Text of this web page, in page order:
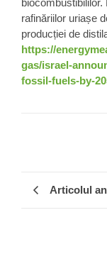
rafinăriilor uriașe
producției de
https://
gas/israel-
fossil-fuels-by-
Articolul